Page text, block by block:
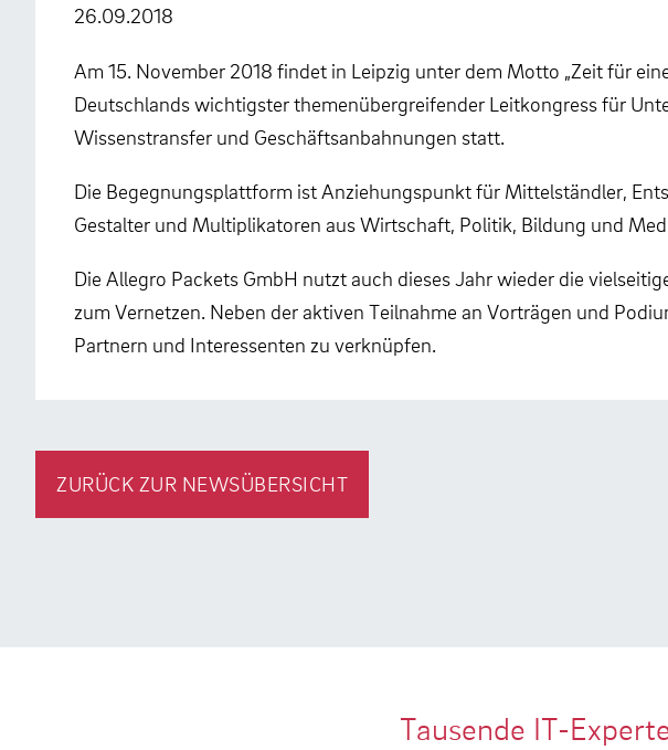
26.09.2018
Am 15. November 2018 findet in Leipzig unter dem Motto „Zeit für
Deutschlands wichtigster themenübergreifender Leitkongress für
Wissenstransfer und Geschäftsanbahnungen statt.
Die Begegnungsplattform ist Anziehungspunkt für Mittelständler,
Gestalter und Multiplikatoren aus Wirtschaft, Politik, Bildung und
Die Allegro Packets GmbH nutzt auch dieses Jahr wieder die
zum Vernetzen. Neben der aktiven Teilnahme an Vorträgen und
Partnern und Interessenten zu verknüpfen.
ZURÜCK ZUR NEWSÜBERSICHT
Tausende IT-